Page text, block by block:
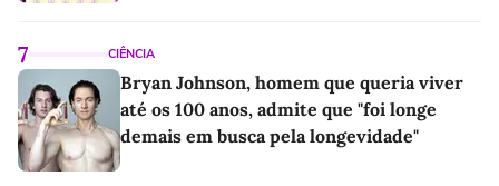
7 CIÊNCIA
Bryan Johnson, homem que queria viver
até os 100 anos, admite que "foi longe
demais em busca pela longevidade"